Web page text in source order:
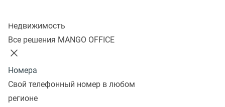
Недвижимость
Все решения MANGO OFFICE
Номера
Свой телефонный номер в любом
регионе
Автомониторинг кампаний
Для бизнес-успеха сейчас как никогда нужен
глубокий анализа рынка и нестандартные